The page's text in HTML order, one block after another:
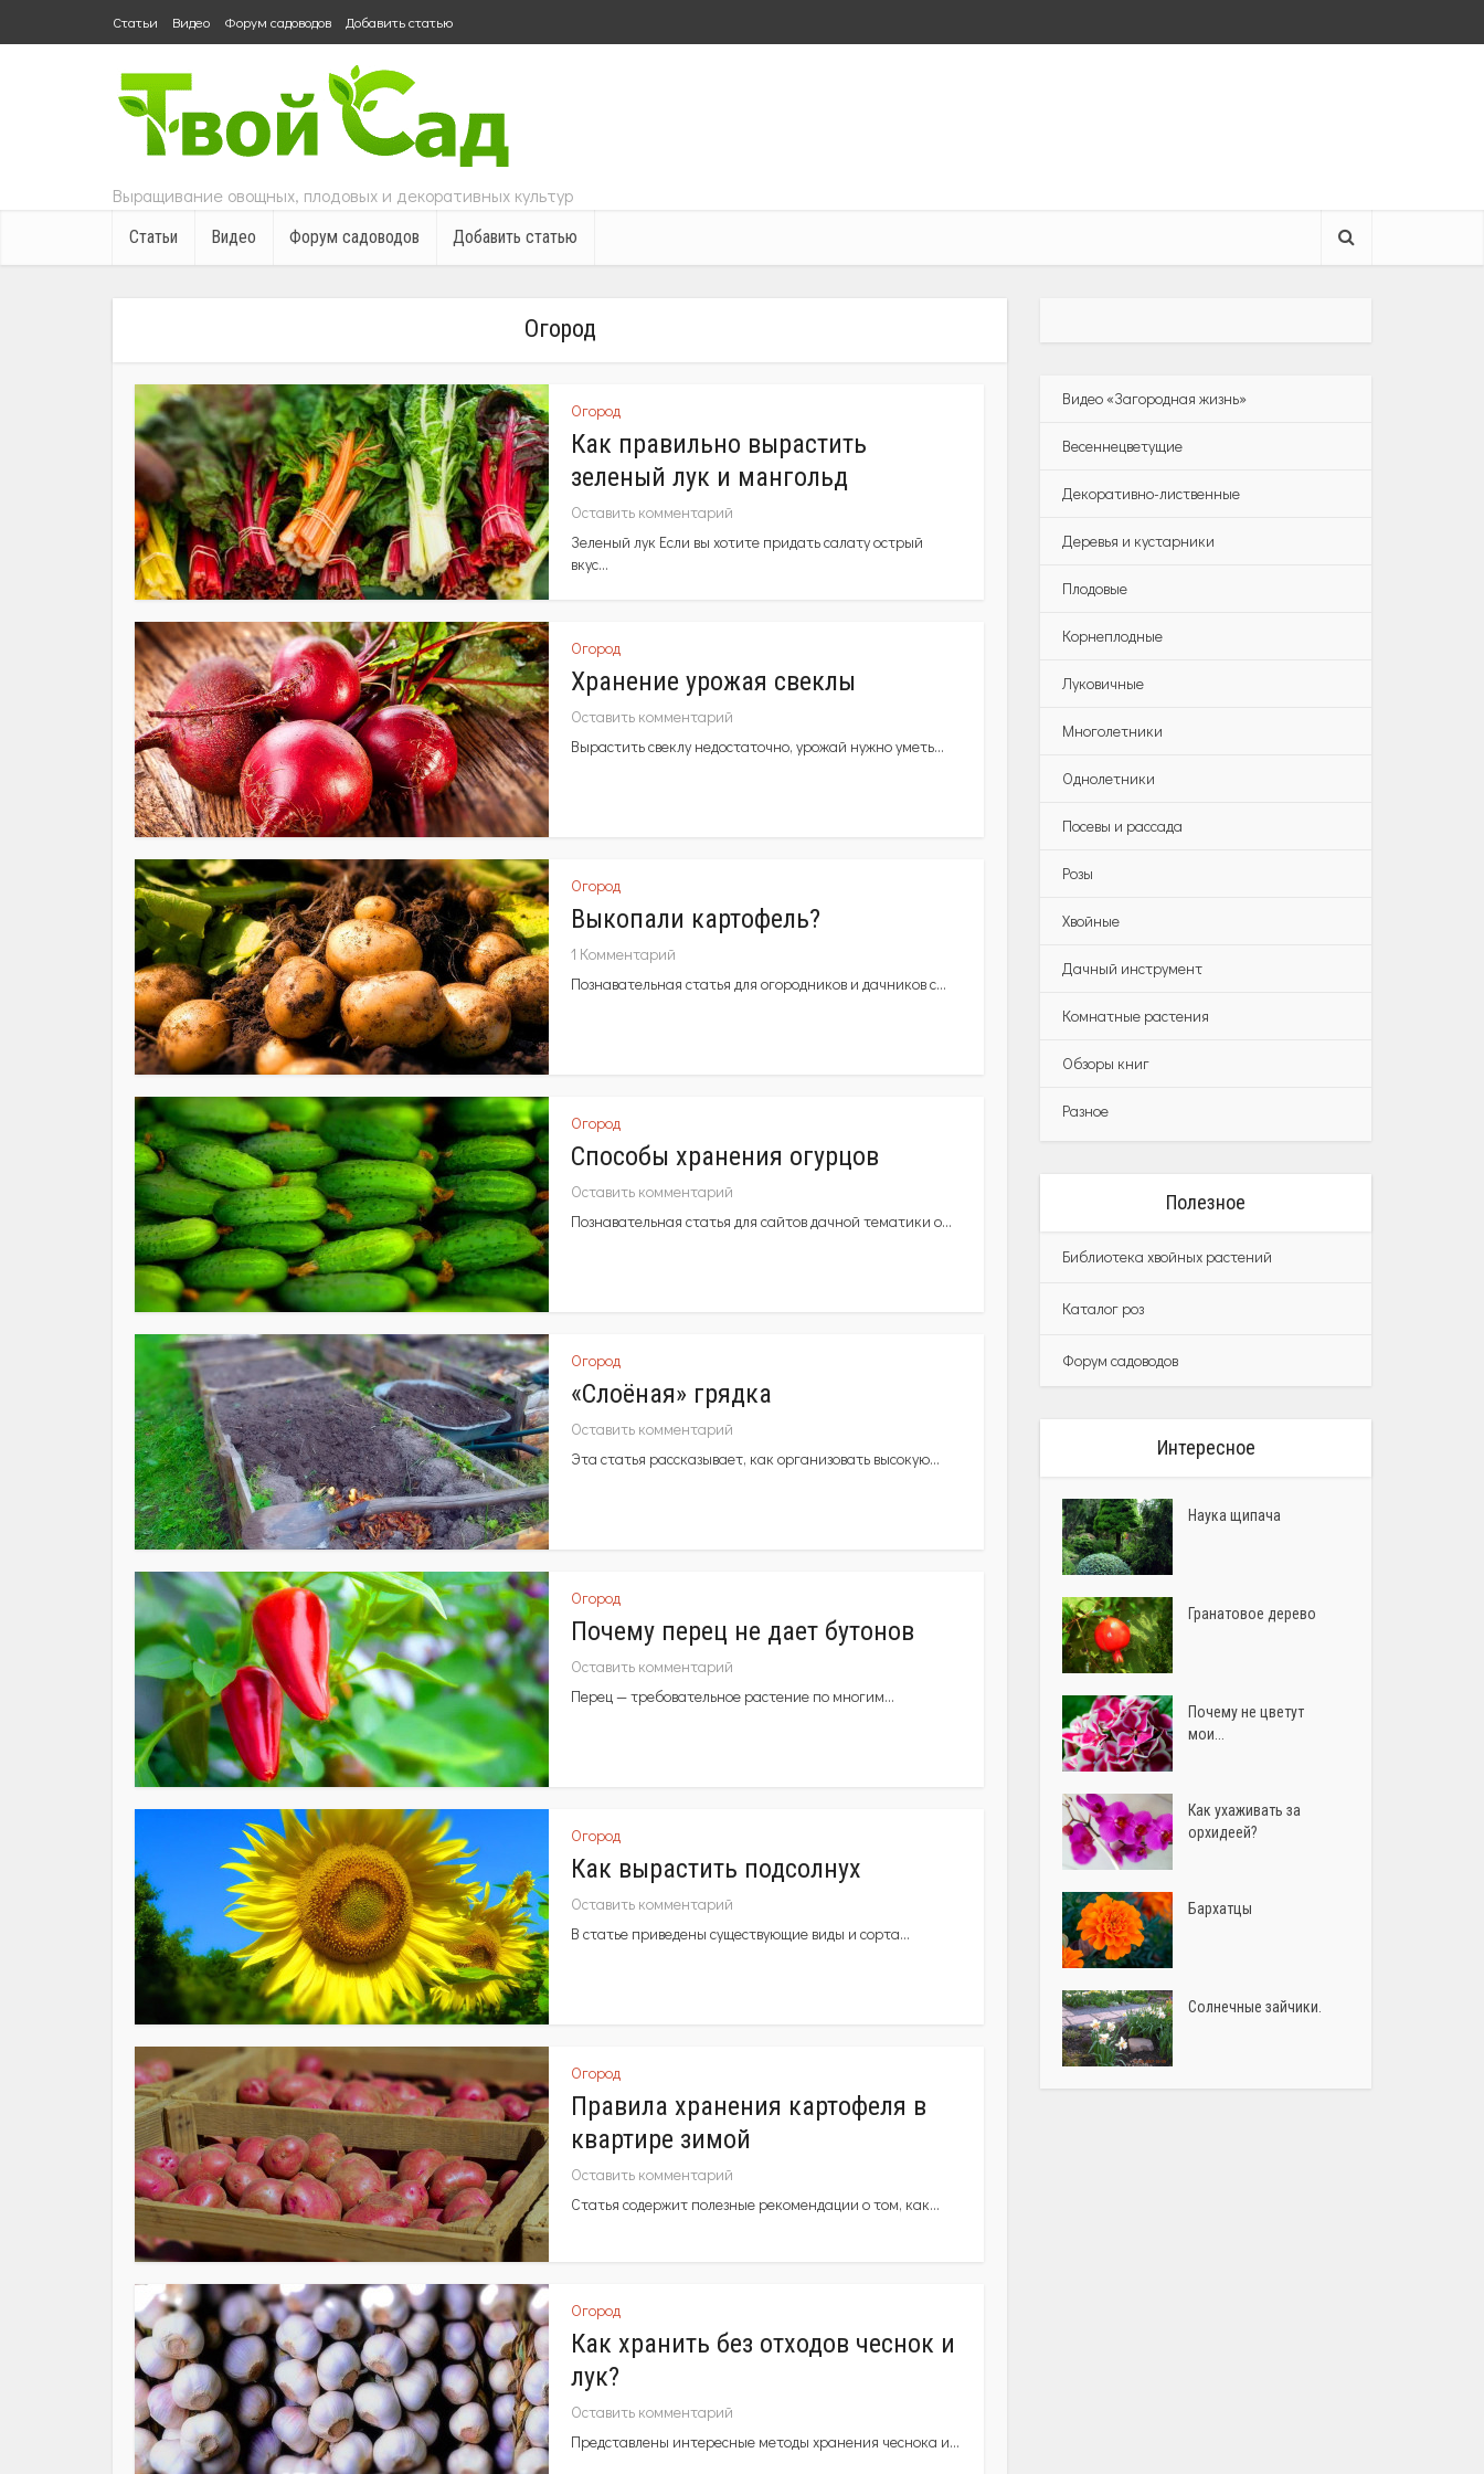
Статьи Видео Форум садоводов Добавить статью
Выращивание овощных, плодовых и декоративных культур
Статьи Видео Форум садоводов Добавить статью
Огород
Огород
Как правильно вырастить
зеленый лук и мангольд
Оставить комментарий
Зеленый лук Если вы хотите придать салату острый
вкус...
Огород
Хранение урожая свеклы
Оставить комментарий
Вырастить свеклу недостаточно, урожай нужно уметь...
Огород
Выкопали картофель?
1 Комментарий
Познавательная статья для огородников и дачников с...
Огород
Способы хранения огурцов
Оставить комментарий
Познавательная статья для сайтов дачной тематики о...
Огород
«Слоёная» грядка
Оставить комментарий
Эта статья рассказывает, как организовать высокую...
Огород
Почему перец не дает бутонов
Оставить комментарий
Перец — требовательное растение по многим...
Огород
Как вырастить подсолнух
Оставить комментарий
В статье приведены существующие виды и сорта...
Огород
Правила хранения картофеля в
квартире зимой
Оставить комментарий
Статья содержит полезные рекомендации о том, как...
Огород
Как хранить без отходов чеснок и
лук?
Оставить комментарий
Представлены интересные методы хранения чеснока и...
Видео «Загородная жизнь»
Весеннецветущие
Декоративно-лиственные
Деревья и кустарники
Плодовые
Корнеплодные
Луковичные
Многолетники
Однолетники
Посевы и рассада
Розы
Хвойные
Дачный инструмент
Комнатные растения
Обзоры книг
Разное
Полезное
Библиотека хвойных растений
Каталог роз
Форум садоводов
Интересное
Наука щипача
Гранатовое дерево
Почему не цветут
мои...
Как ухаживать за
орхидеей?
Бархатцы
Солнечные зайчики.